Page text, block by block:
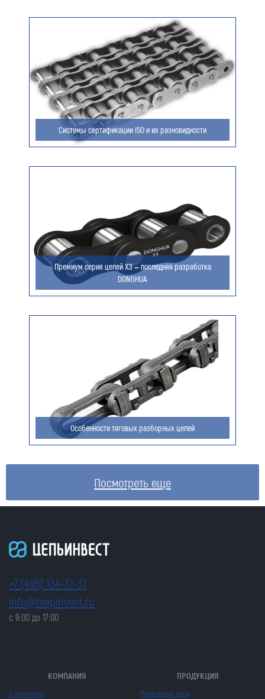
Системы сертификации ISO и их разновидности
Премиум серия цепей ХЗ – последняя разработка
DONGHUA
Особенности тяговых разборных цепей
Посмотреть еще
+7 (495) 134-31-31
info@tsepinvest.ru
с 9:00 до 17:00
КОМПАНИЯ
О компании
ПРОДУКЦИЯ
Приводные цепи
Ваш e-mail (обязательно)
Ваше сообщение
Я даю согласие на обработку моих персональных
данных (ФИО/Компания, телефон, email) компанией
ООО «ЦЕПЬИНВЕСТ».
Посмотреть текст согласия